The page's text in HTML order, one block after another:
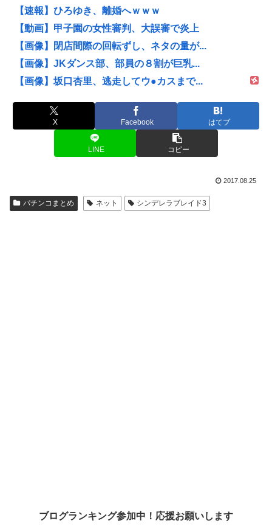
【速報】ひろゆき、離婚へｗｗｗ
【動画】甲子園の女性審判、大誤審で炎上
【画像】閉店間際の回転ずし、ネタの量が...
【画像】JKダンス部、部員の８割が巨乳...
【画像】坂口杏里、逃走してウ●カスまで...
X Facebook はてブ
LINE コピー
2017.08.25
パチンコまとめ ネット シンデレラブレイド3
ブログランキング参加中！応援お願いします